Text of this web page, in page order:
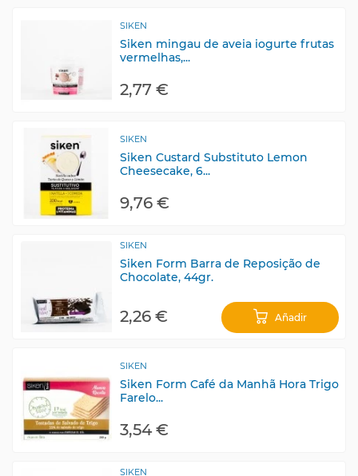
SIKEN
Siken mingau de aveia iogurte frutas
vermelhas,...
2,77 €
SIKEN
Siken Custard Substituto Lemon
Cheesecake, 6...
9,76 €
SIKEN
Siken Form Barra de Reposição de
Chocolate, 44gr.
2,26 € Añadir
SIKEN
Siken Form Café da Manhã Hora Trigo
Farelo...
3,54 €
SIKEN